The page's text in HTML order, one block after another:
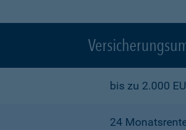
bis zu 2.000
24